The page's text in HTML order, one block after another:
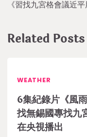
navigation
《習找九宮格會議近
Related Posts
WEATHER
​6集紀錄片《風
找無錫國專找九
在央視播出